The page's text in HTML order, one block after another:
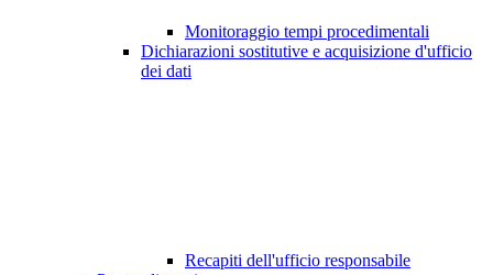
Monitoraggio tempi procedimentali
Dichiarazioni sostitutive e acquisizione d'ufficio
dei dati
Recapiti dell'ufficio responsabile